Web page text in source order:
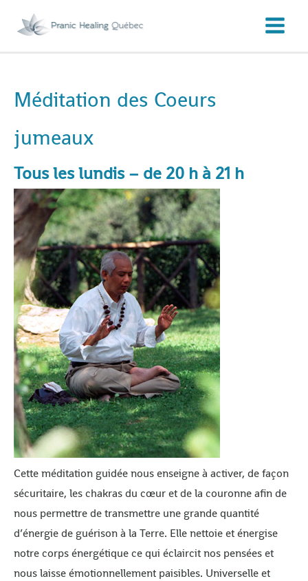
Méditation des Coeurs
jumeaux
Tous les lundis – de 20 h à 21 h
Cette méditation guidée nous enseigne à activer, de façon
sécuritaire, les chakras du cœur et de la couronne afin de
nous permettre de transmettre une grande quantité
d’énergie de guérison à la Terre. Elle nettoie et énergise
notre corps énergétique ce qui éclaircit nos pensées et
nous laisse émotionnellement paisibles. Universelle et